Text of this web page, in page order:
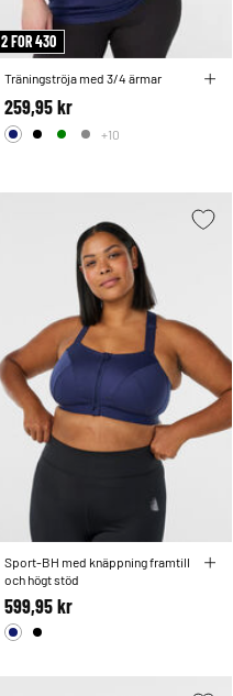
2 FOR 430
Träningströja med 3/4 ärmar
259,95 kr
+10
Sport-BH med knäppning framtill
och högt stöd
599,95 kr